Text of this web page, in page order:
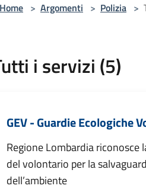
Home > Argomenti > Polizia >
i servizi (5)
GEV - Guardie Ecologiche
Regione Lombardia riconosce
del volontario per la
dell’ambiente